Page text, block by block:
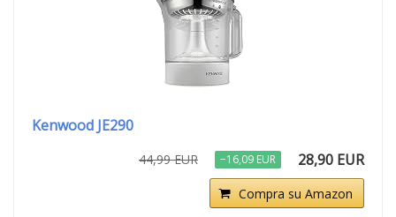
Kenwood JE290
44,99 EUR −16,09 EUR 28,90 EUR
Compra su Amazon